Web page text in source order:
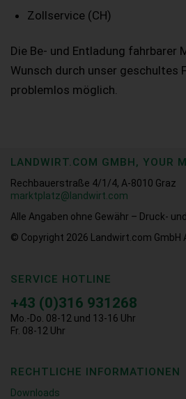
Zollservice (CH)
Die Be- und Entladung fahrbarer
Wunsch durch unser geschultes
problemlos möglich.
LANDWIRT.COM GMBH, YOUR
Rechbauerstraße 4/1/4, A-8010 Graz
marktplatz@landwirt.com
Alle Angaben ohne Gewähr – Druck-
© Copyright 2026
Landwirt.com
SERVICE HOTLINE
+43 (0)316 931268
Mo.-Do. 08-12 und 13-16 Uhr
Fr. 08-12 Uhr
RECHTLICHE INFORMATIONEN
Downloads